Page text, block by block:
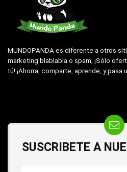
MUNDOPANDA es diferente a otros
marketing blablabla o spam, ¡Sólo
tú! ¡Ahorra, comparte, aprende, y
SUSCRIBETE A